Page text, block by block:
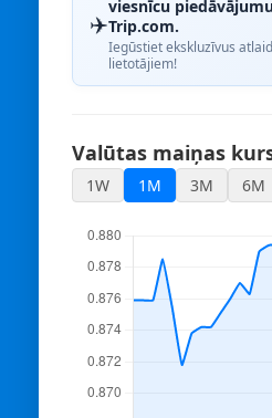
✈️
viesnīcu
Trip.com.
Iegūstiet ekskluzīvus
lietotājiem!
Valūtas maiņas
1W 1M 3M 6M